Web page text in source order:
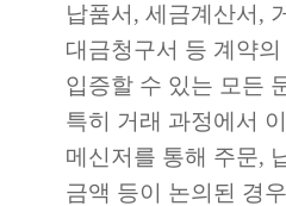
납품서, 세금계산서,
대금청구서 등 계약
입증할 수 있는 모든
특히 거래 과정에서
메신저를 통해 주문,
금액 등이 논의된 경